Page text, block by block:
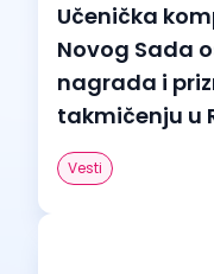
Učenička
Novog Sada
nagrada i
takmičenju u
Vesti